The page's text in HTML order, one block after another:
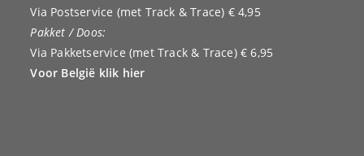
Via Postservice (met Track & Trace) € 4,95
Pakket / Doos:
Via Pakketservice (met Track & Trace) € 6,95
Voor België klik hier